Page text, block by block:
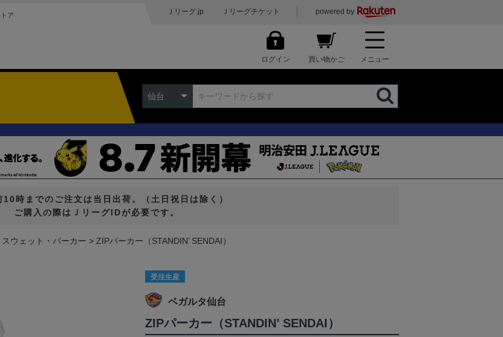
ア Ｊリーグ.jp Ｊリーグチケット powered by
ログイン 買い物かご メニュー
仙台
10時までのご注文は当日出荷。（土日祝日は除く）
ご購入の際はＪリーグIDが必要です。
スウェット・パーカー ZIPパーカー（STANDIN’ SENDAI）
受注生産
ベガルタ仙台
ZIPパーカー（STANDIN’ SENDAI）